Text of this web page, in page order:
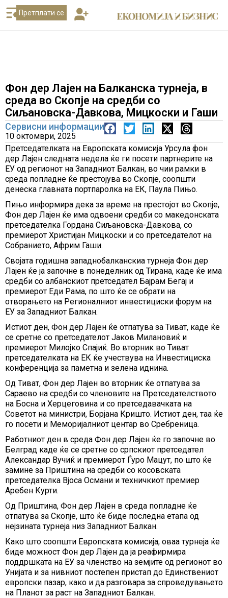
Претплати се
Фон дер Лајен на Балканска турнеjа, в
среда во Скопје на средби со
Сиљановска-Давкова, Мицкоски и Гаши
Сервисни информации
10 октомври, 2025
Претседателката на Европската комисија Урсула фон
дер Лајен следната недела ќе ги посети партнерите на
ЕУ од регионот на Западниот Балкан, во чии рамки в
среда попладне ќе престојува во Скопје, соопшти
денеска главната портпаролка на ЕК, Паула Пињо.
Пињо информира дека за време на престојот во Скопје,
Фон дер Лајен ќе има одвоени средби со македонската
претседателка Гордана Сиљановска-Давкова, со
премиерот Христијан Мицкоски и со претседателот на
Собранието, Африм Гаши.
Својата годишна западнобалканскиа турнеја Фон дер
Лајен ќе ја започне в понеделник од Тирана, каде ќе има
средби со албанскиот претседател Бајрам Бегај и
премиерот Еди Рама, по што ќе се обрати на
отворањето на Регионалниот инвестициски форум на
ЕУ за Западниот Балкан.
Истиот ден, Фон дер Лајен ќе отпатува за Тиват, каде ќе
се сретне со претседателот Јаков Милановиќ и
премиерот Милојко Спајиќ. Во вторник во Тиват
претседателката на ЕК ќе учествува на Инвестициска
конференција за паметна и зелена иднина.
Од Тиват, Фон дер Лајен во вторник ќе отпатува за
Сараево на средби со членовите на Претседателството
на Босна и Херцеговина и со претседавачката на
Советот на министри, Борјана Кришто. Истиот ден, таа ќе
го посети и Меморијалниот центар во Сребреница.
Работниот ден в среда Фон дер Лајен ќе го започне во
Белград каде ќе се сретне со српскиот претседател
Александар Вучиќ и премиерот Ѓуро Мацут, по што ќе
замине за Приштина на средби со косовската
претседателка Вјоса Османи и техничкиот премиер
Аребен Курти.
Од Приштина, Фон дер Лајен в среда попладне ќе
отпатува за Скопје, што ќе биде последна етапа од
нејзината турнеја низ Западниот Балкан.
Како што соопшти Европската комисија, оваа турнеја ќе
биде можност Фон дер Лајен да ја реафирмира
поддршката на ЕУ за членство на земјите од регионот во
Унијата и за нивниот постепен пристап до Единствениот
европски пазар, како и да разговара за спроведувањето
на Планот за раст на Западниот Балкан.